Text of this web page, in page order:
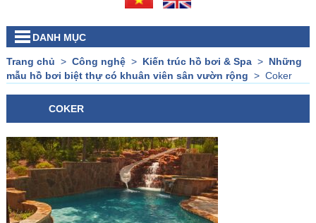
DANH MỤC
Trang chủ > Công nghệ> Kiến trúc hồ bơi & Spa> Những
mẫu hồ bơi biệt thự có khuân viên sân vườn rộng > Coker
COKER